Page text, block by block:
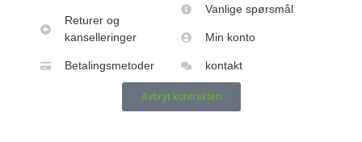
Returer og
kanselleringer
Betalingsmetoder
Vanlige spørsmål
Min konto
kontakt
Avbryt kontrakten